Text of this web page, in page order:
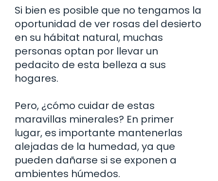
Si bien es posible que no tengamos la
oportunidad de ver rosas del desierto
en su hábitat natural, muchas
personas optan por llevar un
pedacito de esta belleza a sus
hogares.
Pero, ¿cómo cuidar de estas
maravillas minerales? En primer
lugar, es importante mantenerlas
alejadas de la humedad, ya que
pueden dañarse si se exponen a
ambientes húmedos.